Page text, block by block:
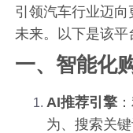
引领汽车行业迈
未来。以下是该平
一、智能化
AI推荐引擎
为、搜索关